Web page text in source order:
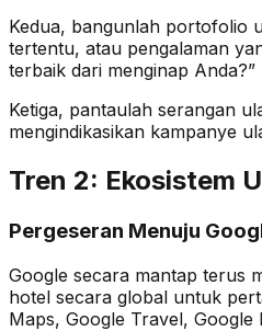
Kedua, bangunlah portofolio
tertentu, atau pengalaman
terbaik dari menginap
Ketiga, pantaulah serangan
mengindikasikan kampanye
Tren 2: Ekosistem
Pergeseran Menuju
Google secara mantap terus
hotel secara global untuk
Maps, Google Travel, Google